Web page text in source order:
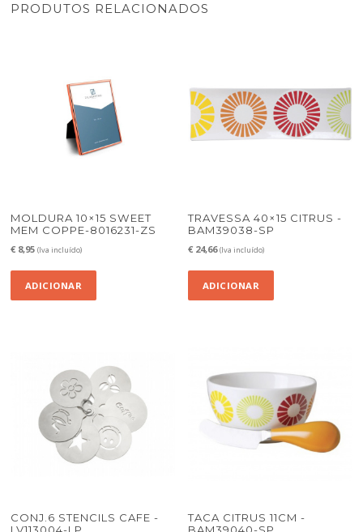
PRODUTOS RELACIONADOS
MOLDURA 10×15 SWEET
MEM COPPE-8016231-ZS
€ 8,95 (Iva incluído)
ADICIONAR
TRAVESSA 40×15 CITRUS -
BAM39038-SP
€ 24,66 (Iva incluído)
ADICIONAR
CONJ.6 STENCILS CAFE -
TACA CITRUS 11CM -